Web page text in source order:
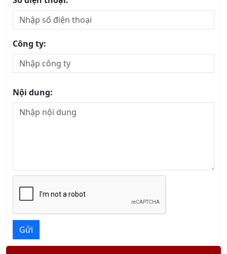
Công ty:
Nội dung:
Gửi
LIÊN HỆ TƯ VẤN